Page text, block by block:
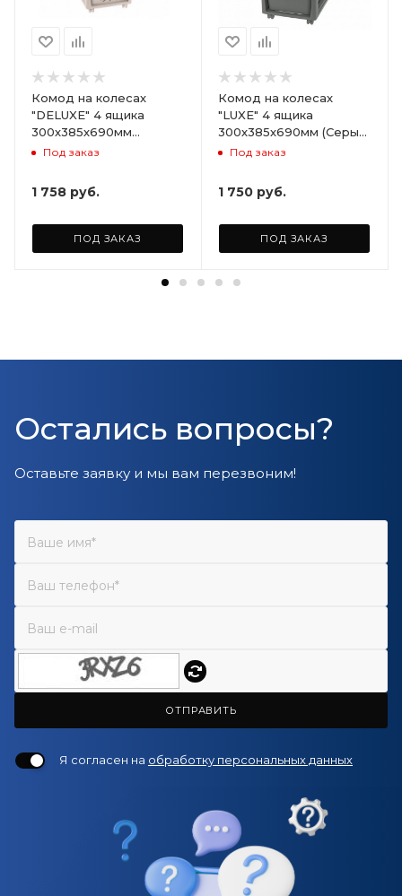
Комод на колесах
"DELUXE" 4 ящика
300х385х690мм
(Светло-бежевый)
Под заказ
1 758 руб.
ПОД ЗАКАЗ
Комод на колесах
"LUXE" 4 ящика
300х385х690мм (Серый)
ARD258086
Под заказ
1 750 руб.
ПОД ЗАКАЗ
Остались вопросы?
Оставьте заявку и мы вам перезвоним!
ОТПРАВИТЬ
Я согласен на обработку персональных данных